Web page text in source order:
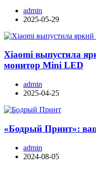
admin
2025-05-29
Xiaomi выпустила
монитор Mini LED
admin
2025-04-25
«Бодрый Принт»:
admin
2024-08-05